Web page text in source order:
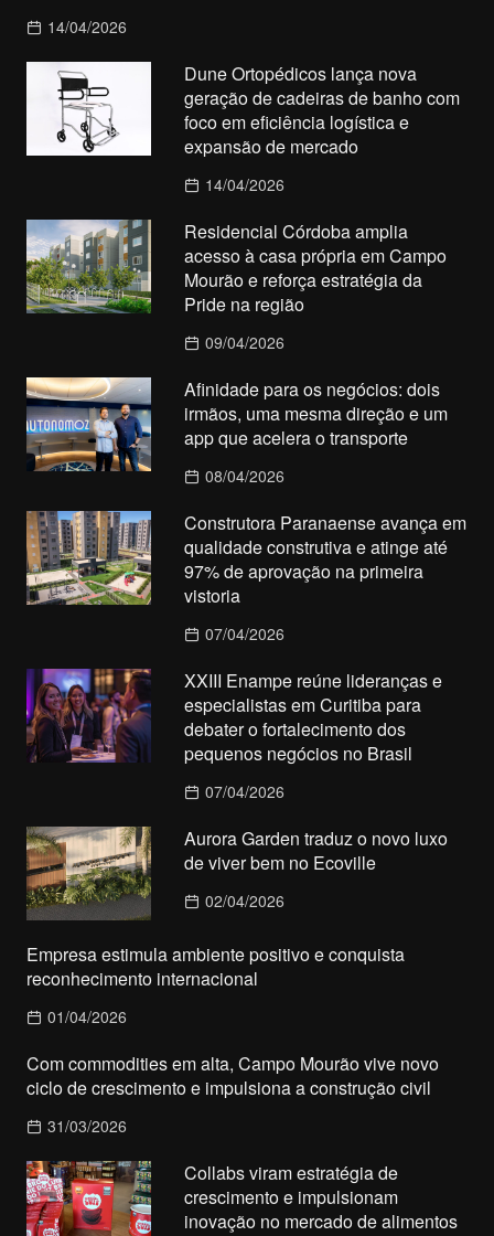
14/04/2026
Dune Ortopédicos lança nova
geração de cadeiras de banho com
foco em eficiência logística e
expansão de mercado
14/04/2026
Residencial Córdoba amplia
acesso à casa própria em Campo
Mourão e reforça estratégia da
Pride na região
09/04/2026
Afinidade para os negócios: dois
irmãos, uma mesma direção e um
app que acelera o transporte
08/04/2026
Construtora Paranaense avança em
qualidade construtiva e atinge até
97% de aprovação na primeira
vistoria
07/04/2026
XXIII Enampe reúne lideranças e
especialistas em Curitiba para
debater o fortalecimento dos
pequenos negócios no Brasil
07/04/2026
Aurora Garden traduz o novo luxo
de viver bem no Ecoville
02/04/2026
Empresa estimula ambiente positivo e conquista
reconhecimento internacional
01/04/2026
Com commodities em alta, Campo Mourão vive novo
ciclo de crescimento e impulsiona a construção civil
31/03/2026
Collabs viram estratégia de
crescimento e impulsionam
inovação no mercado de alimentos